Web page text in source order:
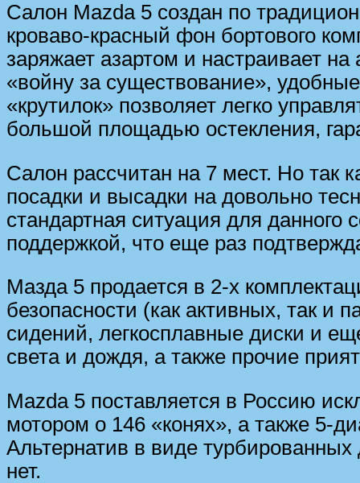
Салон Mazda 5 создан по
кроваво-красный фон бортового
заряжает азартом и настраивает
«войну за существование»,
«крутилок» позволяет легко
большой площадью остекления,
Салон рассчитан на 7 мест. Но так
посадки и высадки на довольно
стандартная ситуация для данного
поддержкой, что еще раз
Мазда 5 продается в 2-х
безопасности (как активных, так и
сидений, легкосплавные диски и
света и дождя, а также прочие
Mazda 5 поставляется в Россию
мотором о 146 «конях», а также 5-
Альтернатив в виде
нет.